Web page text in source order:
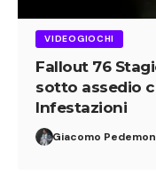
VIDEOGIOCHI
Fallout 76
sotto assedio
Infestazioni
Giacomo